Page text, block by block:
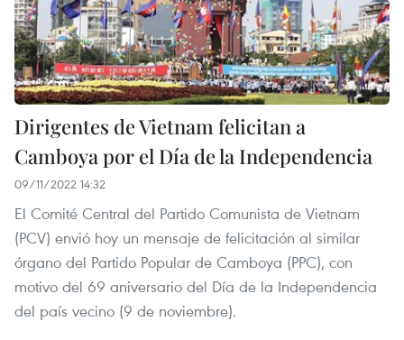
Dirigentes de Vietnam felicitan a
Camboya por el Día de la Independencia
09/11/2022 14:32
El Comité Central del Partido Comunista de Vietnam
(PCV) envió hoy un mensaje de felicitación al similar
órgano del Partido Popular de Camboya (PPC), con
motivo del 69 aniversario del Día de la Independencia
del país vecino (9 de noviembre).